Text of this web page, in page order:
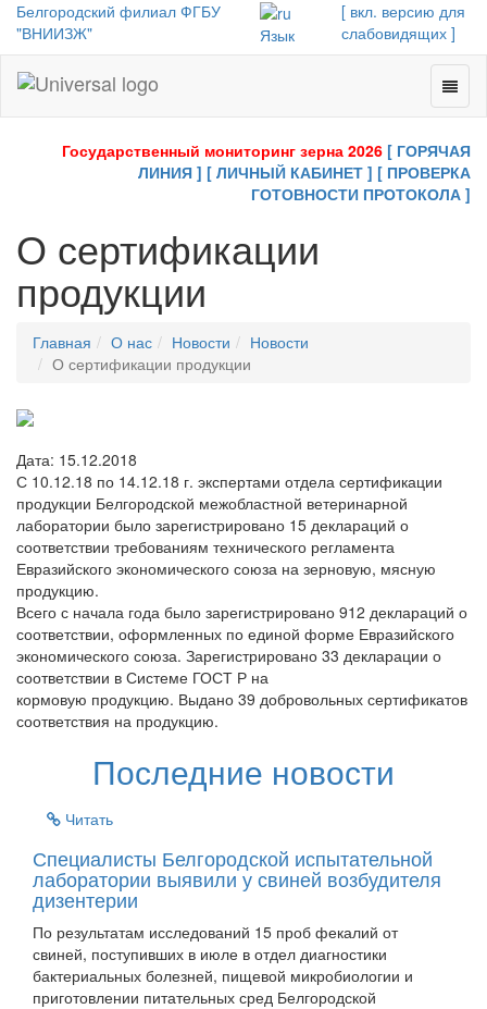
Белгородский филиал ФГБУ
"ВНИИЗЖ"
Язык
[ вкл. версию для
слабовидящих ]
-
Toggle
Государственный мониторинг зерна 2026 [ ГОРЯЧАЯ
ЛИНИЯ ] [ ЛИЧНЫЙ КАБИНЕТ ] [ ПРОВЕРКА
ГОТОВНОСТИ ПРОТОКОЛА ]
О сертификации
продукции
Главная О нас Новости
Новости
О сертификации продукции
Дата: 15.12.2018
С 10.12.18 по 14.12.18 г. экспертами отдела сертификации
продукции Белгородской межобластной ветеринарной
лаборатории было зарегистрировано 15 деклараций о
соответствии требованиям технического регламента
Евразийского экономического союза на зерновую, мясную
продукцию.
Всего с начала года было зарегистрировано 912 деклараций о
соответствии, оформленных по единой форме Евразийского
экономического союза. Зарегистрировано 33 декларации о
соответствии в Системе ГОСТ Р на
кормовую продукцию. Выдано 39 добровольных сертификатов
соответствия на продукцию.
Последние новости
Читать
Специалисты Белгородской испытательной
лаборатории выявили у свиней возбудителя
дизентерии
По результатам исследований 15 проб фекалий от
свиней, поступивших в июле в отдел диагностики
бактериальных болезней, пищевой микробиологии и
приготовлении питательных сред Белгородской